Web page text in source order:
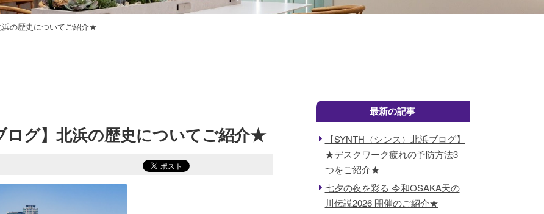
浜の歴史についてご紹介★
ログ】北浜の歴史についてご紹介★
最新の記事
【SYNTH（シンス）北浜ブログ】
★デスクワーク疲れの予防方法3
つをご紹介★
七夕の夜を彩る 令和OSAKA天の
川伝説2026 開催のご紹介★